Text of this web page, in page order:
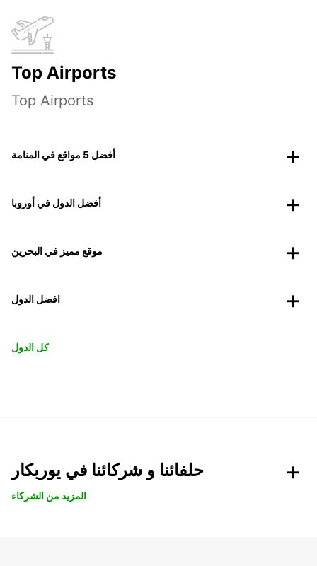
Top Airports
Top Airports
أفضل 5 مواقع في المنامة
أفضل الدول في أوروبا
موقع مميز في البحرين
افضل الدول
كل الدول
حلفائنا و شركائنا في يوربكار
المزيد من الشركاء